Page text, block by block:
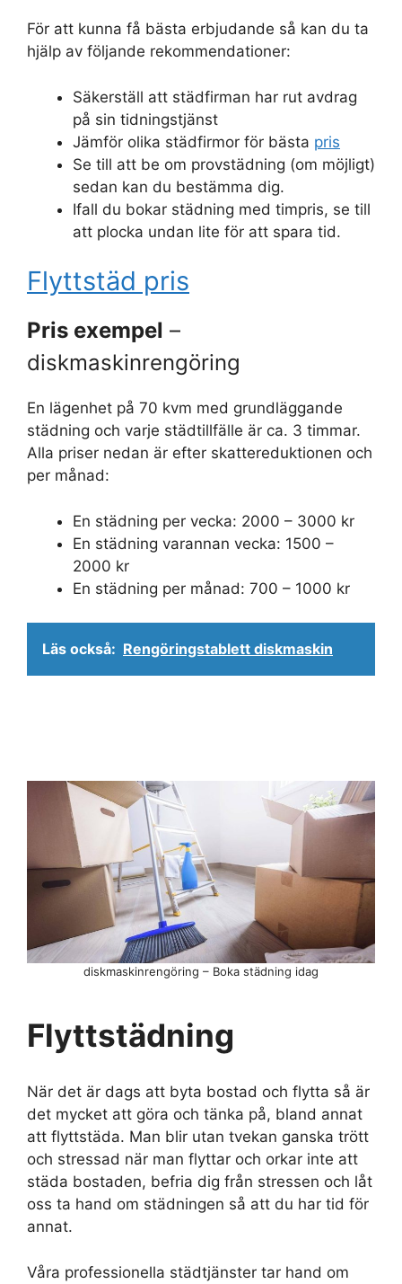
För att kunna få bästa erbjudande så kan du ta
hjälp av följande rekommendationer:
Säkerställ att städfirman har rut avdrag
på sin tidningstjänst
Jämför olika städfirmor för bästa pris
Se till att be om provstädning (om möjligt)
sedan kan du bestämma dig.
Ifall du bokar städning med timpris, se till
att plocka undan lite för att spara tid.
Flyttstäd pris
Pris exempel –
diskmaskinrengöring
En lägenhet på 70 kvm med grundläggande
städning och varje städtillfälle är ca. 3 timmar.
Alla priser nedan är efter skattereduktionen och
per månad:
En städning per vecka: 2000 – 3000 kr
En städning varannan vecka: 1500 –
2000 kr
En städning per månad: 700 – 1000 kr
Läs också: Rengöringstablett diskmaskin
Flyttstädning
När det är dags att byta bostad och flytta så är
det mycket att göra och tänka på, bland annat
att flyttstäda. Man blir utan tvekan ganska trött
och stressad när man flyttar och orkar inte att
städa bostaden, befria dig från stressen och låt
oss ta hand om städningen så att du har tid för
annat.
Våra professionella städtjänster tar hand om
diskmaskinrengöring – Boka städning idag